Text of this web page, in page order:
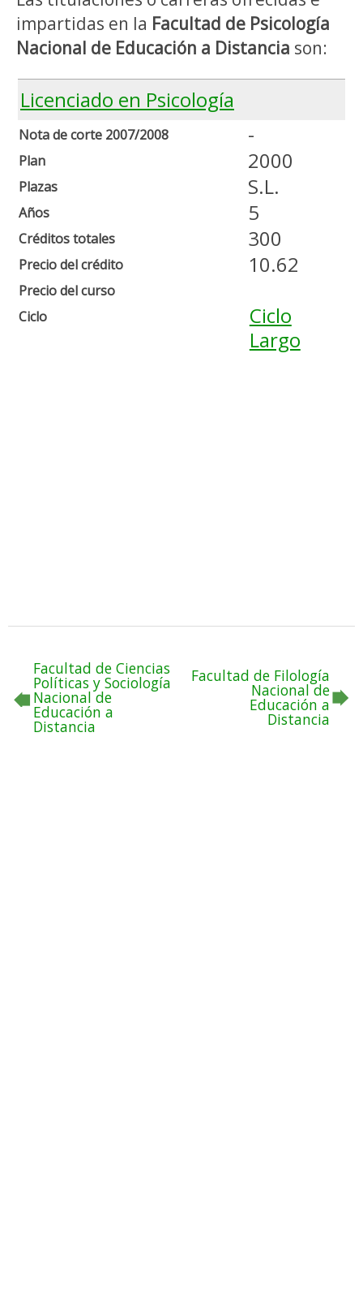
impartidas en la Facultad de Psicología
Nacional de Educación a Distancia son:
Licenciado en Psicología
Nota de corte 2007/2008
Plan
Plazas
Años
Créditos totales
Precio del crédito
Precio del curso
Ciclo
-
2000
S.L.
5
300
10.62
Ciclo
Largo
Facultad de Ciencias
Políticas y Sociología
Nacional de
Educación a
Distancia
Facultad de Filología
Nacional de
Educación a
Distancia